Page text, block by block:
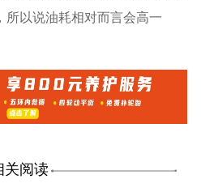
所以说油耗相对而言会高一
关阅读